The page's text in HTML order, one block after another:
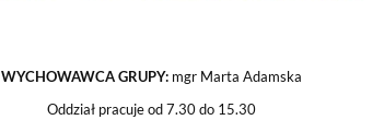
WYCHOWAWCA GRUPY: mgr Marta Adamska
Oddział pracuje od 7.30 do 15.30